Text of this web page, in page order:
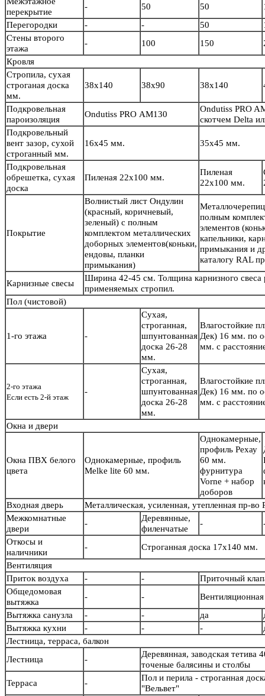
перекрытие
- 50 50
Перегородки
- - 50
Стены второго
этажа
- 100 150
Кровля
Стропила, сухая
строганая доска
мм.
38х140 38х90 38х140
Подкровельная
пароизоляция
Ondutiss PRO АМ130
Ondutiss PRO
скотчем Delta
Подкровельный
вент зазор, сухой
строганный мм.
16х45 мм. 35х45 мм.
Подкровельная
обрешетка, сухая
доска
Пиленая 22х100 мм.
Пиленая
22х100 мм.
Покрытие
Волнистый лист Ондулин
(красный, коричневый,
зеленый) с полным
комплектом металлических
доборных элементов(коньки,
ендовы, планки
примыкания)
полным
элементов
капельники,
примыкания и
каталогу RAL
Карнизные свесы
Ширина 42-45 см. Толщина карнизного свеса
применяемых стропил.
Пол (чистовой)
1-го этажа -
Сухая,
строганная,
шпунтованная
доска 26-28
мм.
Влагостойкие
Дек) 16 мм. по
мм. с
2-го этажа
Если есть 2-й этаж
-
Сухая,
строганная,
шпунтованная
доска 26-28
мм.
Влагостойкие
Дек) 16 мм. по
мм. с
Окна и двери
Окна ПВХ белого
цвета
Однокамерные, профиль
Melke lite 60 мм.
Однокамерные,
профиль Рехау
60 мм.
фурнитура
Vorne + набор
доборов
Входная дверь
Металлическая, усиленная, утепленная пр-во
Межкомнатные
двери
-
Деревянные,
филенчатые
-
Откосы и
наличники
-
Строганная доска 17х140 мм.
Вентиляция
Приток воздуха
- -
Приточный
Общедомовая
вытяжка
- -
Вытяжка санузла
- - да
Вытяжка кухни
- - -
Лестница, терраса, балкон
Лестница
-
Деревянная, заводская тетива
точеные балясины и
Терраса
-
Пол и перила - строганная
"Вельвет"